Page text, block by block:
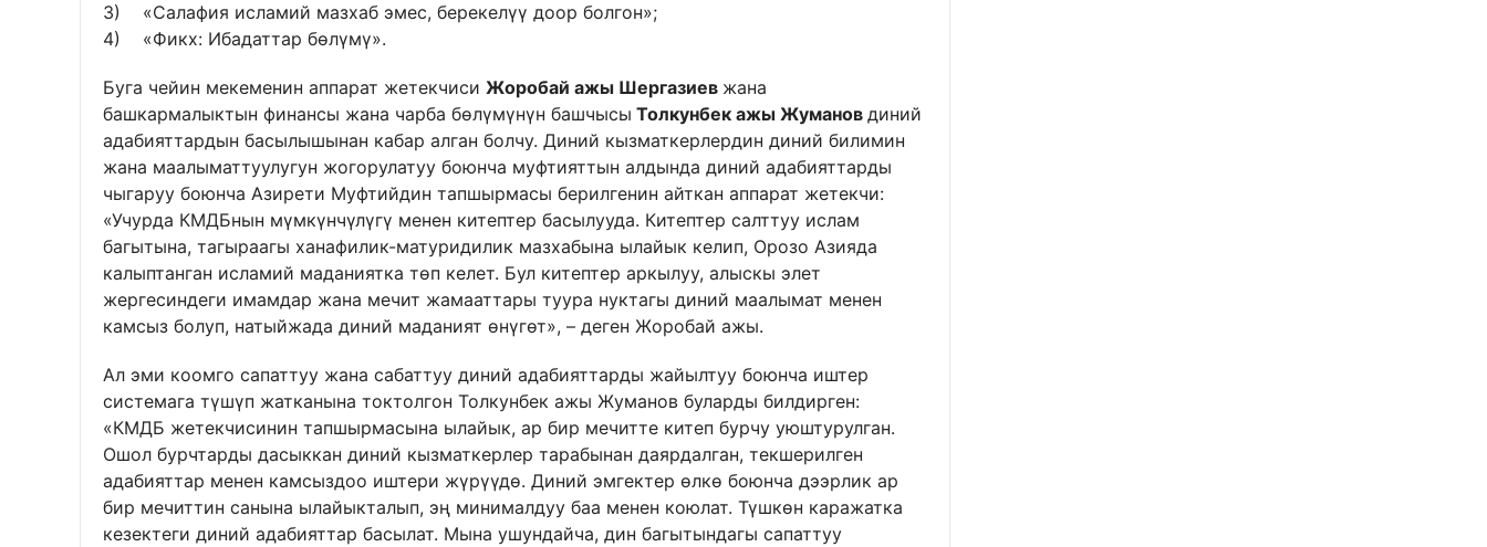
3) «Салафия исламий мазхаб эмес, берекелүү доор болгон»;
4) «Фикх: Ибадаттар бөлүмү».
Буга чейин мекеменин аппарат жетекчиси Жоробай ажы Шергазиев жана
башкармалыктын финансы жана чарба бөлүмүнүн башчысы Толкунбек ажы Жуманов диний
адабияттардын басылышынан кабар алган болчу. Диний кызматкерлердин диний билимин
жана маалыматтуулугун жогорулатуу боюнча муфтияттын алдында диний адабияттарды
чыгаруу боюнча Азирети Муфтийдин тапшырмасы берилгенин айткан аппарат жетекчи:
«Учурда КМДБнын мүмкүнчүлүгү менен китептер басылууда. Китептер салттуу ислам
багытына, тагыраагы ханафилик-матуридилик мазхабына ылайык келип, Орозо Азияда
калыптанган исламий маданиятка төп келет. Бул китептер аркылуу, алыскы элет
жергесиндеги имамдар жана мечит жамааттары туура нуктагы диний маалымат менен
камсыз болуп, натыйжада диний маданият өнүгөт», – деген Жоробай ажы.
Ал эми коомго сапаттуу жана сабаттуу диний адабияттарды жайылтуу боюнча иштер
системага түшүп жатканына токтолгон Толкунбек ажы Жуманов буларды билдирген:
«КМДБ жетекчисинин тапшырмасына ылайык, ар бир мечитте китеп бурчу уюштурулган.
Ошол бурчтарды дасыккан диний кызматкерлер тарабынан даярдалган, текшерилген
адабияттар менен камсыздоо иштери жүрүүдө. Диний эмгектер өлкө боюнча дээрлик ар
бир мечиттин санына ылайыкталып, эң минималдуу баа менен коюлат. Түшкөн каражатка
кезектеги диний адабияттар басылат. Мына ушундайча, дин багытындагы сапаттуу